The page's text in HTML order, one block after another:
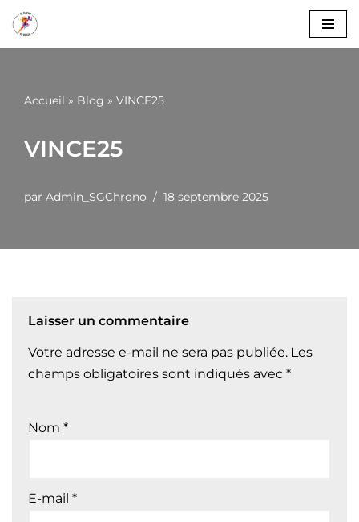
Aller
Accueil » Blog » VINCE25
VINCE25
par Admin_SGChrono 18 septembre 2025
Laisser un commentaire
Votre adresse e-mail ne sera pas publiée. Les
champs obligatoires sont indiqués avec *
Nom *
E-mail *